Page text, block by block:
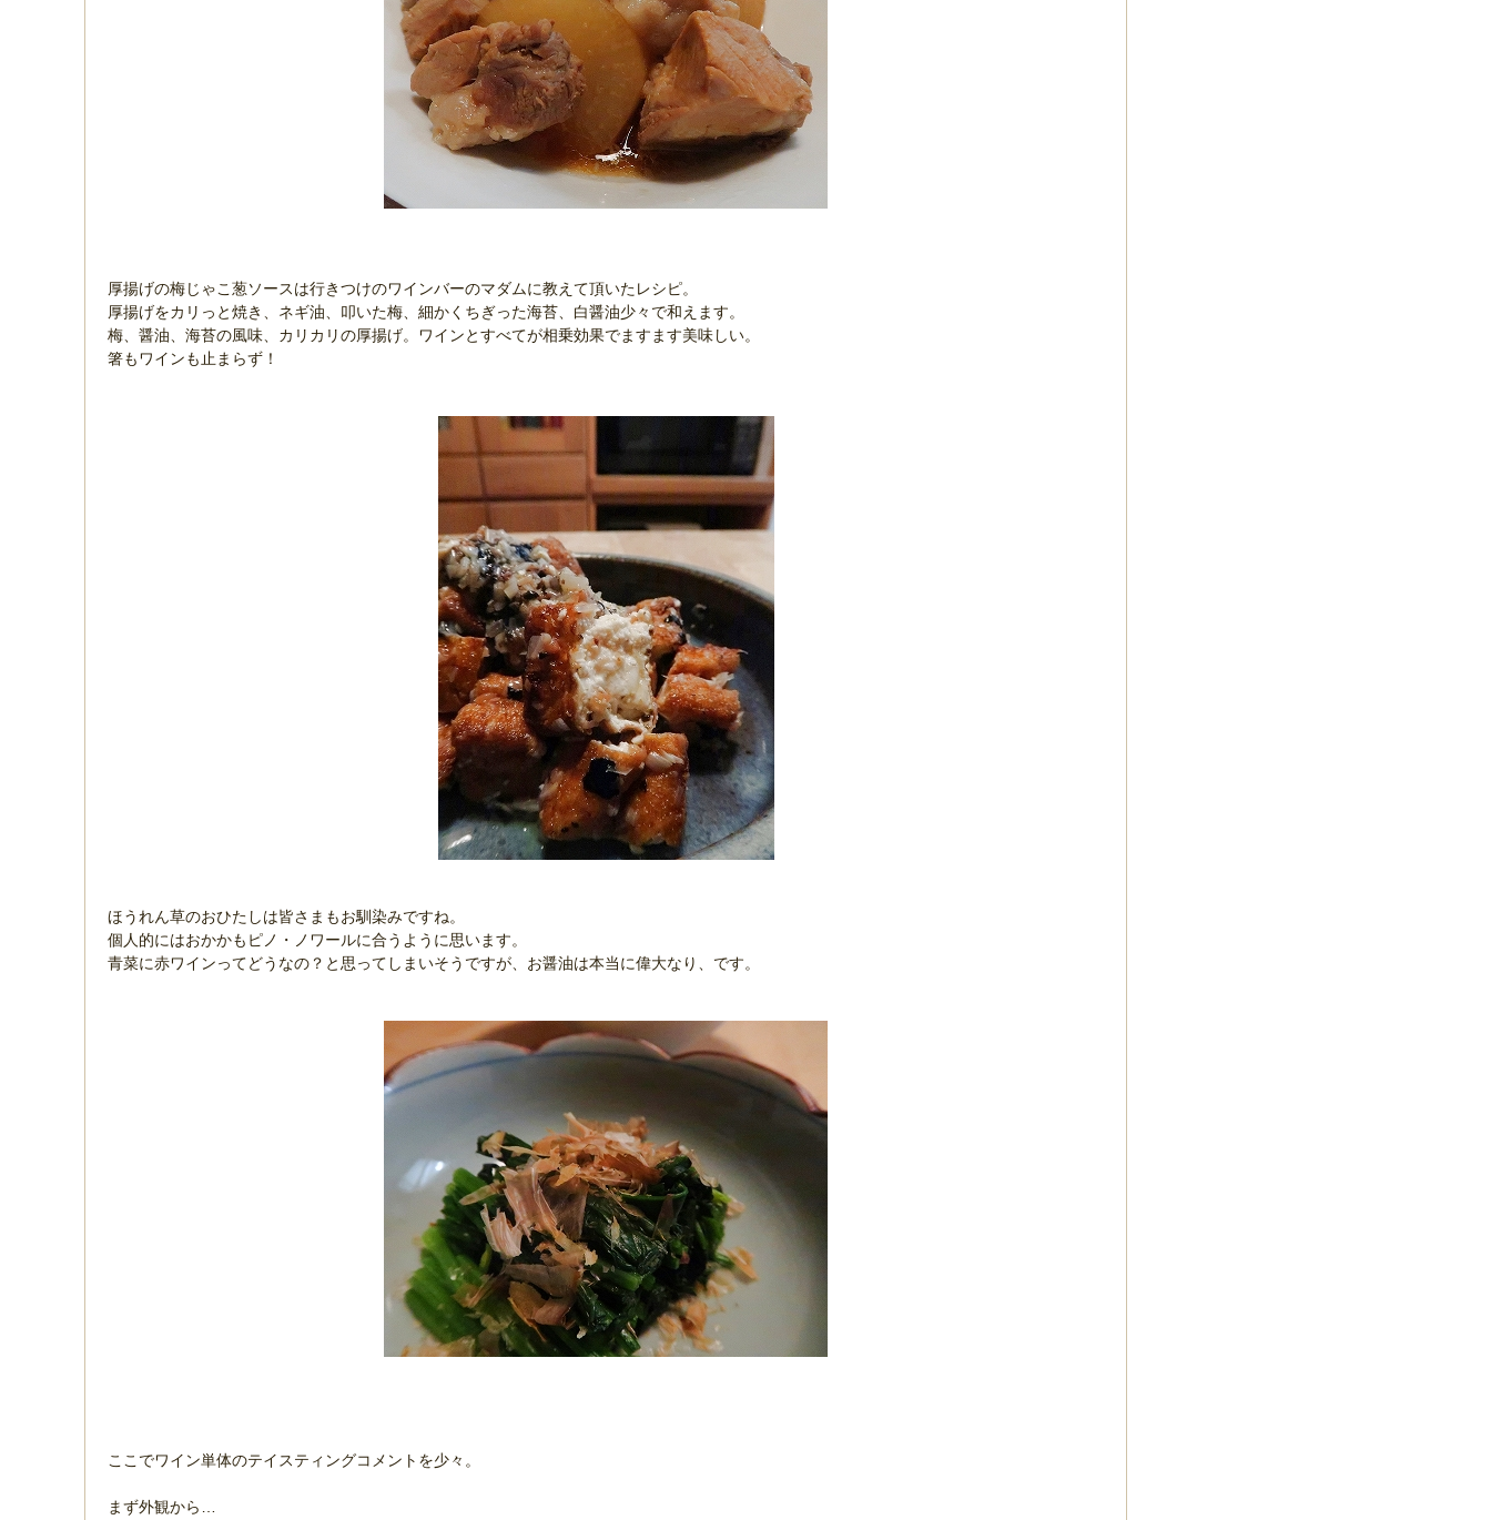
厚揚げの梅じゃこ葱ソースは行きつけのワインバーのマダムに教えて頂いたレシピ。
厚揚げをカリっと焼き、ネギ油、叩いた梅、細かくちぎった海苔、白醤油少々で和えます。
梅、醤油、海苔の風味、カリカリの厚揚げ。ワインとすべてが相乗効果でますます美味しい。
箸もワインも止まらず！
ほうれん草のおひたしは皆さまもお馴染みですね。
個人的にはおかかもピノ・ノワールに合うように思います。
青菜に赤ワインってどうなの？と思ってしまいそうですが、お醤油は本当に偉大なり、です。
ここでワイン単体のテイスティングコメントを少々。
まず外観から…